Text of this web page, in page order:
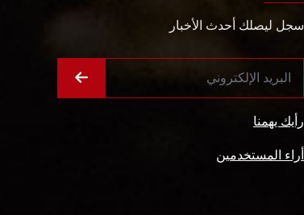
سجل ليصلك أحدث الأخبار
رأيك يهمنا
أراء المستخدمين